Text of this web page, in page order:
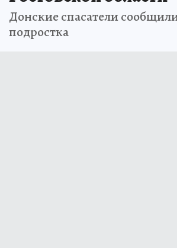
Донские спасатели
подростка